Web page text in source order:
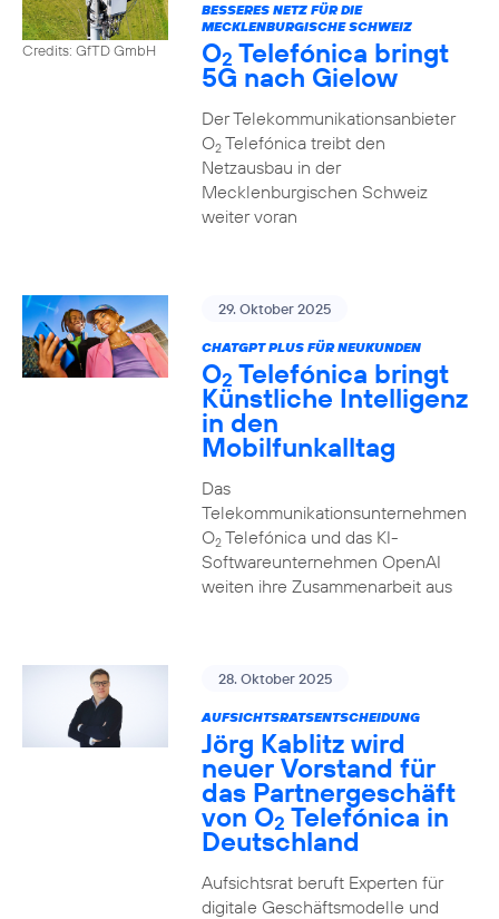
Credits: GfTD GmbH
BESSERES NETZ FÜR DIE
MECKLENBURGISCHE SCHWEIZ
O2 Telefónica bringt
5G nach Gielow
Der Telekommunikationsanbieter
O2Telefónica treibt den
Netzausbau in der
Mecklenburgischen Schweiz
weiter voran
29. Oktober 2025
CHATGPT PLUS FÜR NEUKUNDEN
O2 Telefónica bringt
Künstliche Intelligenz
in den
Mobilfunkalltag
Das
Telekommunikationsunternehmen
O2Telefónica und das KI-
Softwareunternehmen OpenAI
weiten ihre Zusammenarbeit aus
28. Oktober 2025
AUFSICHTSRATSENTSCHEIDUNG
Jörg Kablitz wird
neuer Vorstand für
das Partnergeschäft
von O2 Telefónica in
Deutschland
Aufsichtsrat beruft Experten für
digitale Geschäftsmodelle und